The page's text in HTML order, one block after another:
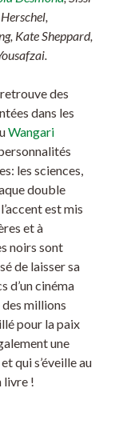
Kate Sheppard,
des
dans les
Wangari
les sciences,
double
est mis
et à
noirs sont
de laisser sa
d’un cinéma
millions
pour la paix
une
qui s’éveille au
livre !